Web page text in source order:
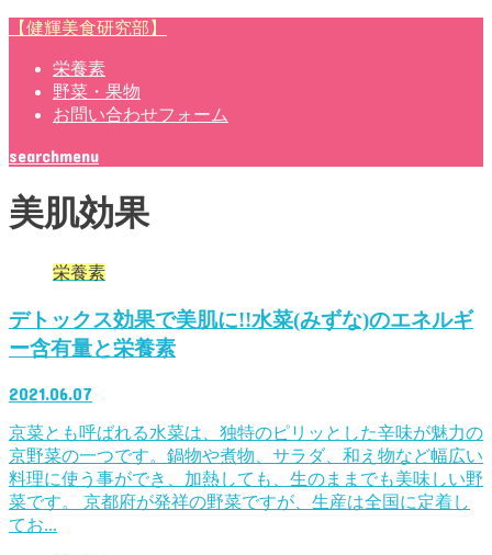
【健輝美食研究部】
栄養素
野菜・果物
お問い合わせフォーム
searchmenu
美肌効果
栄養素
デトックス効果で美肌に!!水菜(みずな)のエネルギ
ー含有量と栄養素
2021.06.07
京菜とも呼ばれる水菜は、独特のピリッとした辛味が魅力の
京野菜の一つです。鍋物や煮物、サラダ、和え物など幅広い
料理に使う事ができ、加熱しても、生のままでも美味しい野
菜です。 京都府が発祥の野菜ですが、生産は全国に定着し
てお...